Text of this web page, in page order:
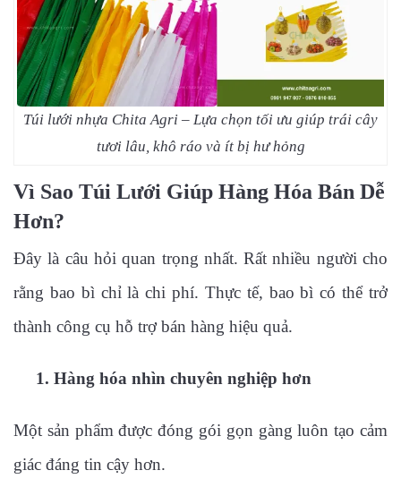
Túi lưới nhựa Chita Agri – Lựa chọn tối ưu giúp trái cây
tươi lâu, khô ráo và ít bị hư hỏng
Vì Sao Túi Lưới Giúp Hàng Hóa Bán Dễ
Hơn?
Đây là câu hỏi quan trọng nhất.Rất nhiều người cho
rằng bao bì chỉ là chi phí. Thực tế, bao bì có thể trở
thành công cụ hỗ trợ bán hàng hiệu quả.
1. Hàng hóa nhìn chuyên nghiệp hơn
Một sản phẩm được đóng gói gọn gàng luôn tạo cảm
giác đáng tin cậy hơn.